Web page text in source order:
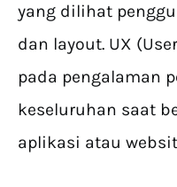
yang dilihat
dan layout. UX
pada pengalaman
keseluruhan saat
aplikasi atau